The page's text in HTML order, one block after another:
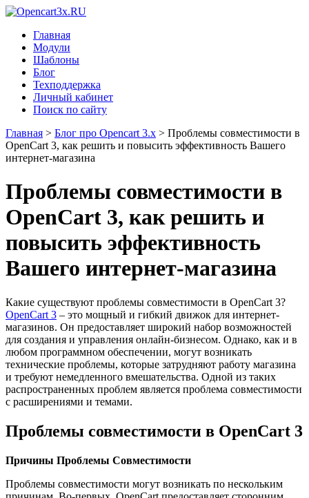
Главная
Модули
Шаблоны
Блог
Техподдержка
Личный кабинет
Поиск по сайту
Главная > Блог про Opencart 3.x > Проблемы совместимости в
OpenCart 3, как решить и повысить эффективность Вашего
интернет-магазина
Проблемы совместимости в
OpenCart 3, как решить и
повысить эффективность
Вашего интернет-магазина
Какие существуют проблемы совместимости в OpenCart 3?
OpenCart 3 – это мощный и гибкий движок для интернет-
магазинов. Он предоставляет широкий набор возможностей
для создания и управления онлайн-бизнесом. Однако, как и в
любом программном обеспечении, могут возникать
технические проблемы, которые затрудняют работу магазина
и требуют немедленного вмешательства. Одной из таких
распространенных проблем является проблема совместимости
с расширениями и темами.
Проблемы совместимости в OpenCart 3
Причины Проблемы Совместимости
Проблемы совместимости могут возникать по нескольким